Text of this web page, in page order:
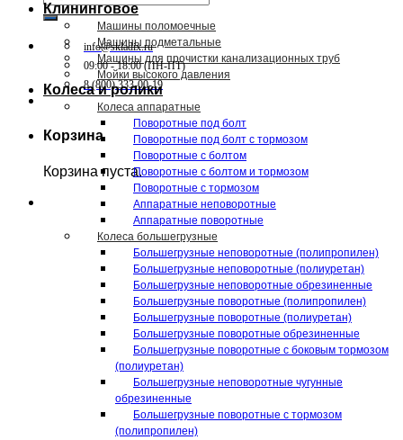
info@skladix.ru
09:00 - 18:00 (ПН-ПТ)
8 (800) 333-00-19
Корзина
Корзина пуста.
Клининговое
Машины поломоечные
Машины подметальные
Машины для прочистки канализационных труб
Мойки высокого давления
Колеса и ролики
Колеса аппаратные
Поворотные под болт
Поворотные под болт с тормозом
Поворотные с болтом
Поворотные с болтом и тормозом
Поворотные с тормозом
Аппаратные неповоротные
Аппаратные поворотные
Колеса большегрузные
Большегрузные неповоротные (полипропилен)
Большегрузные неповоротные (полиуретан)
Большегрузные неповоротные обрезиненные
Большегрузные поворотные (полипропилен)
Большегрузные поворотные (полиуретан)
Большегрузные поворотные обрезиненные
Большегрузные поворотные с боковым тормозом
(полиуретан)
Большегрузные неповоротные чугунные
обрезиненные
Большегрузные поворотные с тормозом
(полипропилен)